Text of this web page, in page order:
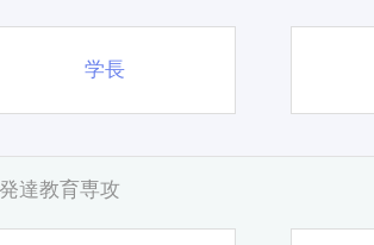
学長
達教育専攻